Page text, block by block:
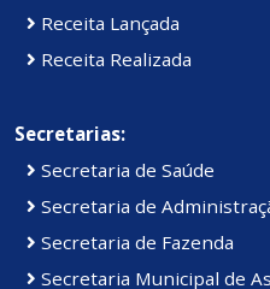
Receita Lançada
Receita Realizada
Secretarias:
Secretaria de Saúde
Secretaria de
Secretaria de Fazenda
Secretaria Municipal de